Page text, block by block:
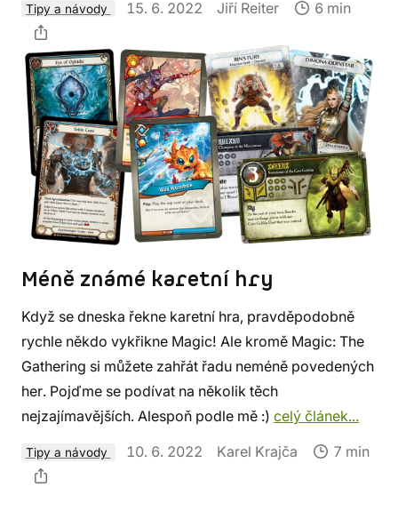
Tipy a návody 15. 6. 2022 Jiří Reiter 6 min
Méně známé karetní hry
Když se dneska řekne karetní hra, pravděpodobně
rychle někdo vykřikne Magic! Ale kromě Magic: The
Gathering si můžete zahřát řadu neméně povedených
her. Pojďme se podívat na několik těch
nejzajímavějších. Alespoň podle mě :) celý článek...
Tipy a návody 10. 6. 2022 Karel Krajča 7 min